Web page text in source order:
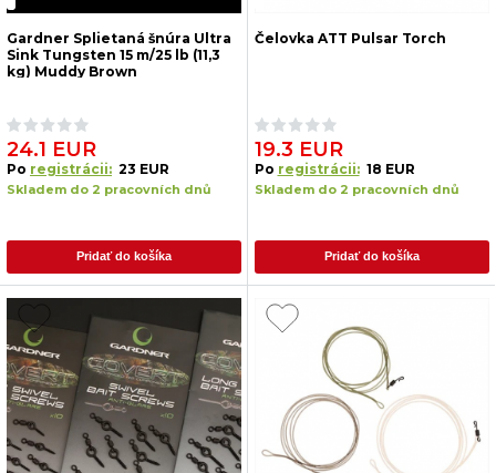
Gardner Splietaná šnúra Ultra
Sink Tungsten 15 m/25 lb (11,3
kg) Muddy Brown
24.1 EUR
Po registrácii: 23 EUR
Skladem do 2 pracovních dnů
Pridať do košíka
Čelovka ATT Pulsar Torch
19.3 EUR
Po registrácii: 18 EUR
Skladem do 2 pracovních dnů
Pridať do košíka